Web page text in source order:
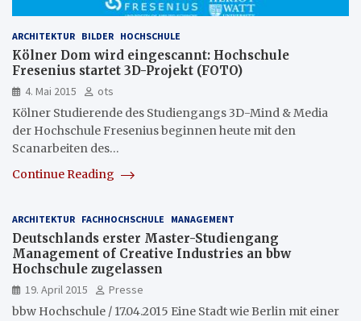
ARCHITEKTUR BILDER HOCHSCHULE
Kölner Dom wird eingescannt: Hochschule
Fresenius startet 3D-Projekt (FOTO)
4. Mai 2015
ots
Kölner Studierende des Studiengangs 3D-Mind & Media
der Hochschule Fresenius beginnen heute mit den
Scanarbeiten des…
Continue Reading
ARCHITEKTUR FACHHOCHSCHULE MANAGEMENT
Deutschlands erster Master-Studiengang
Management of Creative Industries an bbw
Hochschule zugelassen
19. April 2015
Presse
bbw Hochschule / 17.04.2015 Eine Stadt wie Berlin mit einer